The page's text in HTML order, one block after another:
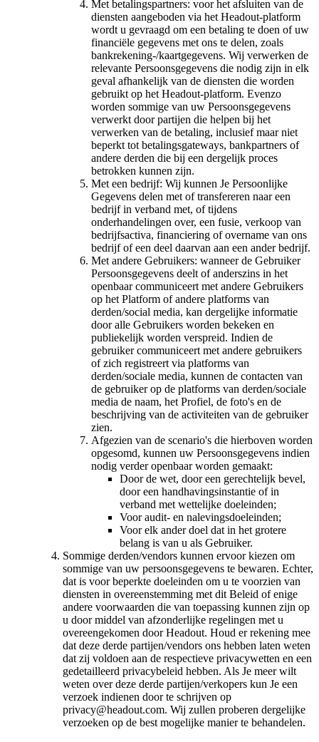
Met betalingspartners: voor het afsluiten van de
diensten aangeboden via het Headout-platform
wordt u gevraagd om een betaling te doen of uw
financiële gegevens met ons te delen, zoals
bankrekening-/kaartgegevens. Wij verwerken de
relevante Persoonsgegevens die nodig zijn in elk
geval afhankelijk van de diensten die worden
gebruikt op het Headout-platform. Evenzo
worden sommige van uw Persoonsgegevens
verwerkt door partijen die helpen bij het
verwerken van de betaling, inclusief maar niet
beperkt tot betalingsgateways, bankpartners of
andere derden die bij een dergelijk proces
betrokken kunnen zijn.
Met een bedrijf: Wij kunnen Je Persoonlijke
Gegevens delen met of transfereren naar een
bedrijf in verband met, of tijdens
onderhandelingen over, een fusie, verkoop van
bedrijfsactiva, financiering of overname van ons
bedrijf of een deel daarvan aan een ander bedrijf.
Met andere Gebruikers: wanneer de Gebruiker
Persoonsgegevens deelt of anderszins in het
openbaar communiceert met andere Gebruikers
op het Platform of andere platforms van
derden/social media, kan dergelijke informatie
door alle Gebruikers worden bekeken en
publiekelijk worden verspreid. Indien de
gebruiker communiceert met andere gebruikers
of zich registreert via platforms van
derden/sociale media, kunnen de contacten van
de gebruiker op de platforms van derden/sociale
media de naam, het Profiel, de foto's en de
beschrijving van de activiteiten van de gebruiker
zien.
Afgezien van de scenario's die hierboven worden
opgesomd, kunnen uw Persoonsgegevens indien
nodig verder openbaar worden gemaakt:
Door de wet, door een gerechtelijk bevel,
door een handhavingsinstantie of in
verband met wettelijke doeleinden;
Voor audit- en nalevingsdoeleinden;
Voor elk ander doel dat in het grotere
belang is van u als Gebruiker.
Sommige derden/vendors kunnen ervoor kiezen om
sommige van uw persoonsgegevens te bewaren. Echter,
dat is voor beperkte doeleinden om u te voorzien van
diensten in overeenstemming met dit Beleid of enige
andere voorwaarden die van toepassing kunnen zijn op
u door middel van afzonderlijke regelingen met u
overeengekomen door Headout. Houd er rekening mee
dat deze derde partijen/vendors ons hebben laten weten
dat zij voldoen aan de respectieve privacywetten en een
gedetailleerd privacybeleid hebben. Als Je meer wilt
weten over deze derde partijen/verkopers kun Je een
verzoek indienen door te schrijven op
privacy@headout.com. Wij zullen proberen dergelijke
verzoeken op de best mogelijke manier te behandelen.